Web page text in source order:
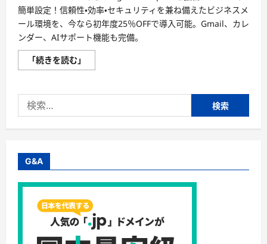
簡単設定！信頼性・効率・セキュリティを兼ね備えたビジネスメ
ール環境を、今なら初年度25％OFFで導入可能。Gmail、カレ
ンダー、AIサポート機能も完備。
「続きを読む」
ー
ド
ン
で
自
メ
ン
メ
ー
ル
索:
G&A